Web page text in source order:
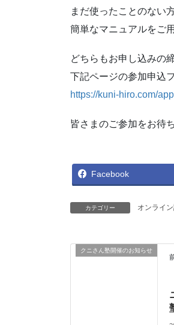
まだ使ったことのない
簡単なマニュアルをご
どちらもお申し込みの
下記ページの参加申込
https://kuni-hiro.com/
皆さまのご参加をお待
Facebook
カテゴリー オンライ
クニさん塾開催のお知らせ